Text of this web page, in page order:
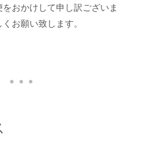
おかけして申し訳ございま
お願い致します。